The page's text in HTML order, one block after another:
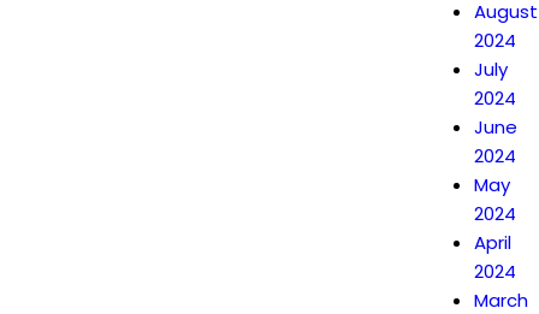
August
2024
July
2024
June
2024
May
2024
April
2024
March